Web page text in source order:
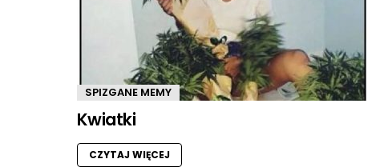
SPIZGANE MEMY
Kwiatki
CZYTAJ WIĘCEJ